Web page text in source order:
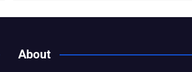
About